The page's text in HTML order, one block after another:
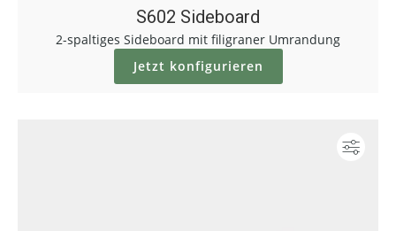
S602 Sideboard
2-spaltiges Sideboard mit filigraner Umrandung
Jetzt konfigurieren